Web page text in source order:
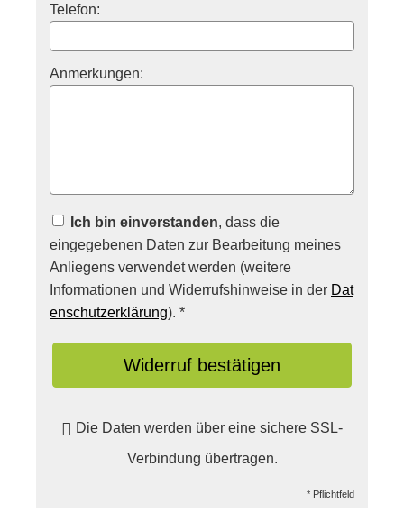
Telefon:
Anmerkungen:
Ich bin einverstanden, dass die
eingegebenen Daten zur Bearbeitung meines
Anliegens verwendet werden (weitere
Informationen und Widerrufshinweise in der Dat
enschutzerklärung). *
Widerruf bestätigen
Die Daten werden über eine sichere SSL-
Verbindung übertragen.
* Pflichtfeld